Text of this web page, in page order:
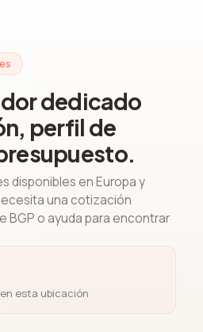
dedicado
perfil de
disponibles en Europa y
una cotización
BGP o ayuda para encontrar
esta ubicación